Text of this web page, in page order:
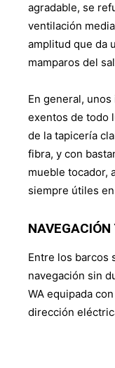
agradable, se
ventilación
amplitud que da
mamparos del
En general,
exentos de todo
de la tapicería
fibra, y con
mueble tocador,
siempre útiles
NAVEGACIÓN
Entre los barcos
navegación sin
WA equipada
dirección